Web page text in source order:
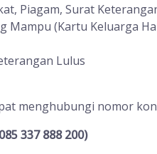
Piagam, Surat
Mampu (Kartu Keluarga
Lulus
menghubungi nomor
337 888 200)